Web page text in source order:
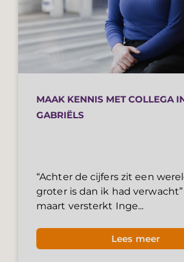
MAAK KENNIS MET COLLEGA
GABRIËLS
“Achter de cijfers zit een
groter is dan ik had verwacht”
maart versterkt Inge...
Lees meer